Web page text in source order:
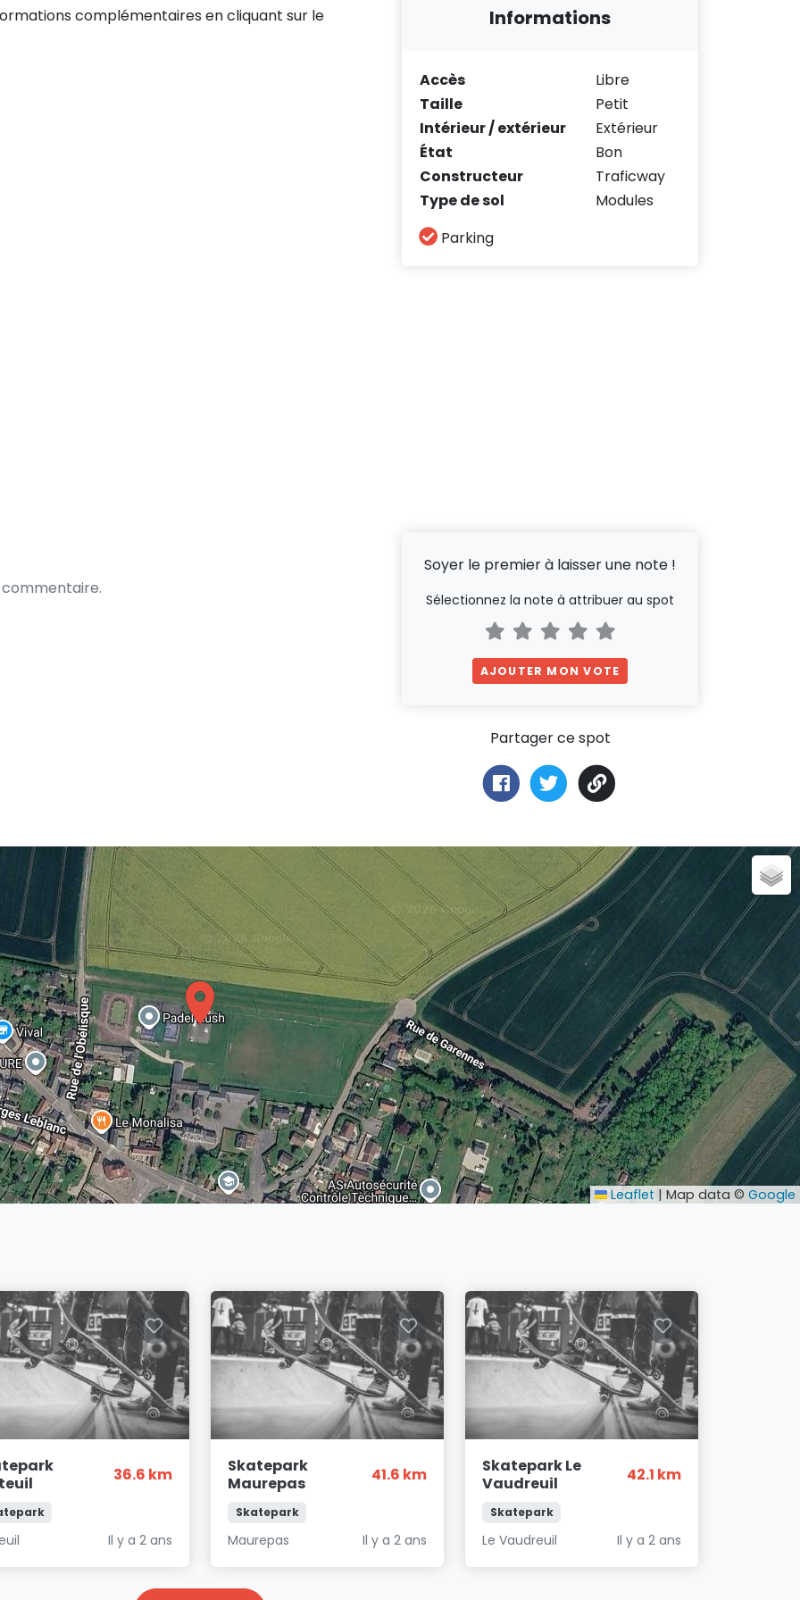
complémentaires en cliquant sur le
Informations
Accès
Libre
Taille
Petit
Intérieur / extérieur
Extérieur
État
Bon
Constructeur
Traficway
Type de sol
Modules
Parking
Soyer le premier à laisser une note !
Sélectionnez la note à attribuer au spot
AJOUTER MON VOTE
Partager ce spot
Leaflet | Map data © Google
36.6 km
Il y a 2 ans
Skatepark
Maurepas
41.6 km
Skatepark
Maurepas Il y a 2 ans
Skatepark Le
Vaudreuil
42.1 km
Skatepark
Le Vaudreuil Il y a 2 ans